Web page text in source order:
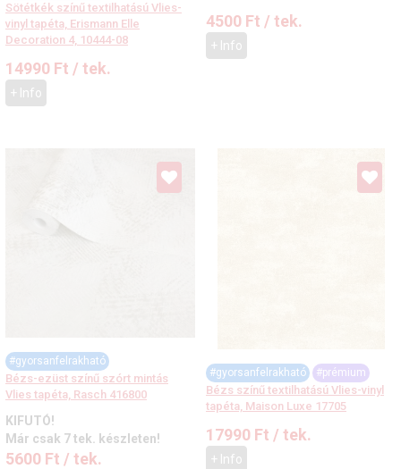
Sötétkék színű textilhatású Vlies-
vinyl tapéta, Erismann Elle
Decoration 4, 10444-08
14990 Ft / tek.
+ Info
4500 Ft / tek.
+ Info
#gyorsanfelrakható
Bézs-ezüst színű szórt mintás
Vlies tapéta, Rasch 416800
KIFUTÓ!
Már csak 7 tek. készleten!
5600 Ft / tek.
#gyorsanfelrakható #prémium
Bézs színű textilhatású Vlies-vinyl
tapéta, Maison Luxe 17705
17990 Ft / tek.
+ Info